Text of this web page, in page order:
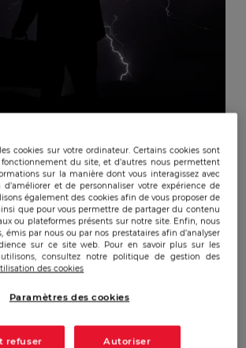
2019|Actualizado: 26/08/2024
cookies sur votre ordinateur. Certains cookies sont
du site, et d’autres nous permettent
sur la manière dont vous interagissez avec
et de personnaliser votre expérience de
également des cookies afin de vous proposer de
que pour vous permettre de partager du contenu
ou plateformes présents sur notre site. Enfin, nous
émis par nous ou par nos prestataires afin d’analyser
sur ce site web. Pour en savoir plus sur les
consultez notre politique de gestion des
des cookies
Paramètres des cookies
refuser Autoriser